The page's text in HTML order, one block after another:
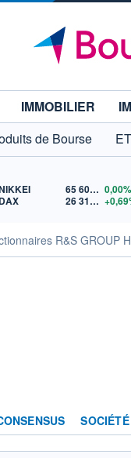
IMMOBILIER
de Bourse
65 606,71 0,00%
DAX
26 319,45
R&S GROUP
SOCIÉTÉ